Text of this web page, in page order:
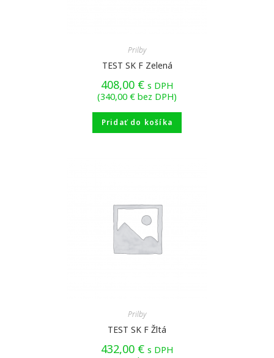
Prilby
TEST SK F Zelená
408,00 € s DPH
(340,00 € bez DPH)
Pridať do košíka
Prilby
TEST SK F Žltá
432,00 € s DPH